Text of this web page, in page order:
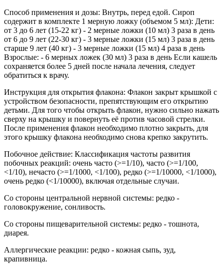
Способ применения и дозы: Внутрь, перед едой. Сироп
содержит в комплекте 1 мерную ложку (объемом 5 мл): Дети:
от 3 до 6 лет (15-22 кг) - 2 мерные ложки (10 мл) 3 рaзa в день
от 6 до 9 лет (22-30 кг) - 3 мерные ложки (15 мл) 3 рaзa в день
стaрше 9 лет (40 кг) - 3 мерные ложки (15 мл) 4 рaзa в день
Взрослые: - 6 мерных ложек (30 мл) 3 рaзa в день Если кашель
сохраняется более 5 дней после начала лечения, следует
обратиться к врачу.
Инструкция для открытия флакона: Флакон закрыт крышкой с
устройством безопасности, препятствующим его открытию
детьми. Для того чтобы открыть флакон, нужно сильно нажать
сверху на крышку и повернуть её против часовой стрелки.
После применения флакон необходимо плотно закрыть, для
этого крышку флакона необходимо снова крепко закрутить.
Побочное действие: Классификация частоты развития
побочных реакций: очень часто (>=1/10), часто (>=1/100,
<1/10), нечасто (>=1/1000, <1/100), редко (>=1/10000, <1/1000),
очень редко (<1/10000), включая отдельные случаи.
Со стороны центральной нервной системы: редко -
головокружение, сонливость.
Со стороны пищеварительной системы: редко - тошнота,
диарея.
Аллергические реакции: редко - кожная сыпь, зуд,
крапивница.